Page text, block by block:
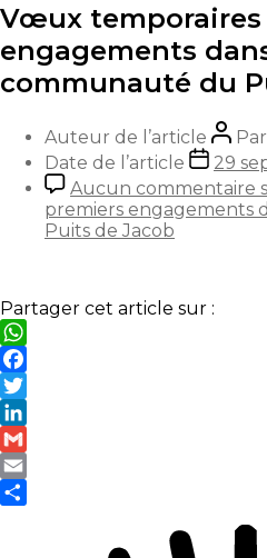
Vœux temporaires
engagements
communauté du
Auteur de l’article Par
Date de l’article
29
Aucun commentaire
premiers engagements
Puits de Jacob
Partager cet article sur :
WhatsApp
Facebook
Twitter
LinkedIn
Gmail
Email